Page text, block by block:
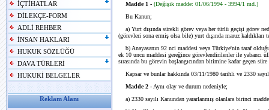
İÇTİHATLAR
DİLEKÇE-FORM
ADLİ REHBER
İNSAN HAKLARI
HUKUK SÖZLÜĞÜ
DAVA TÜRLERİ
HUKUKİ BELGELER
Reklam Alanı
Madde 1 - (Değişik madde: 01/06/1994 - 3994/1 md.)
Bu Kanun;
a) Yurt dışında sürekli görev veya her türlü geçişi görev
(görevleri sona ermiş olsa bile) yurt dışında maruz kaldıkları
b) Anayasanın 92 nci maddesi veya Türkiye'nin taraf
ek 10 uncu maddesi gereğince görevlendirilenler ile yabancı
sırasında bu görevin başlangıcından bitimine kadar geçen
Kapsar ve bunlar hakkında 03/11/1980 tarihli ve 2330
Madde 2 - Aynı olay ve durum nedeniyle;
a) 2330 sayılı Kanundan yararlanmış olanlara birinci